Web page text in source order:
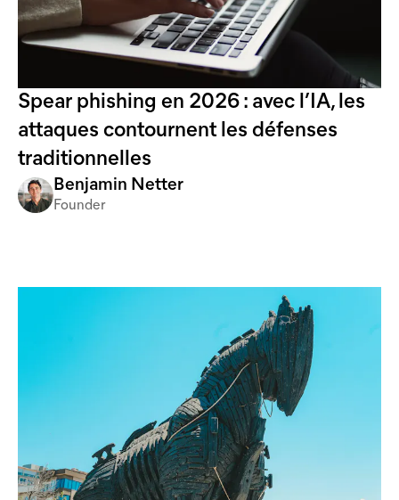
Spear phishing en 2026 : avec l’IA, les
attaques contournent les défenses
traditionnelles
Benjamin Netter
Founder